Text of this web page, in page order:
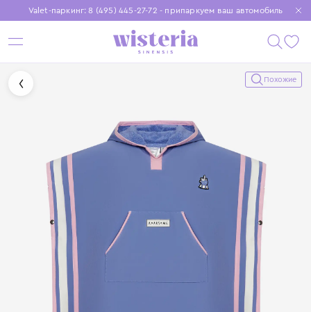
Valet-паркинг: 8 (495) 445-27-72 - припаркуем ваш автомобиль
Бесплатная доставка при заказе от 15 000 ₽
Установите приложение, чтобы покупки были еще удобнее
Похожие